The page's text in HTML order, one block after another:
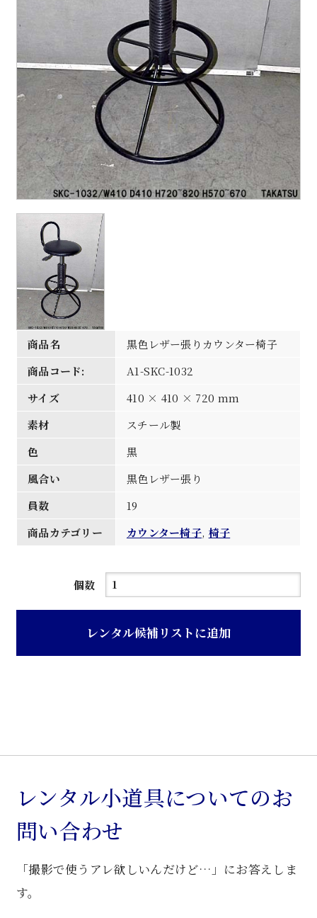
商品名
黒色レザー張りカウンター椅子
商品コード:
A1-SKC-1032
サイズ
410 × 410 × 720 mm
素材
スチール製
色
黒
風合い
黒色レザー張り
員数
19
商品カテゴリー
カウンター椅子, 椅子
個数
黒
ザ
タ
ー
椅
個
レンタル候補リストに追加
レンタル小道具についてのお
問い合わせ
「撮影で使うアレ欲しいんだけど…」にお答えしま
す。